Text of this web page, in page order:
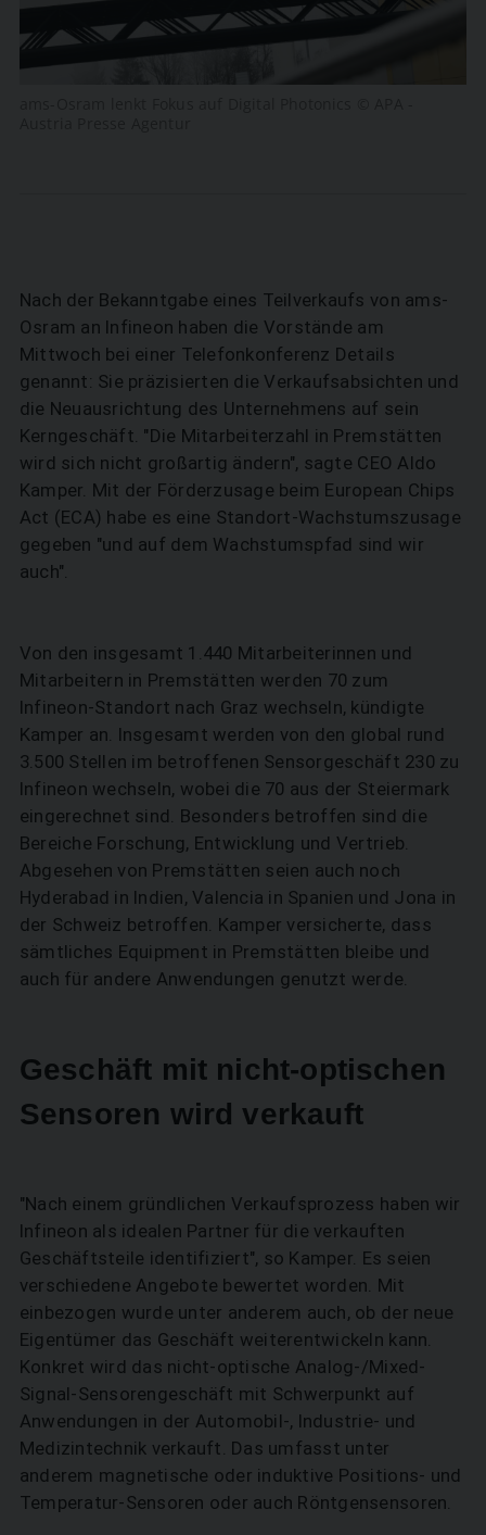
Nach der Bekanntgabe eines Teilverkaufs von ams-
Osram an Infineon haben die Vorstände am
Mittwoch bei einer Telefonkonferenz Details
genannt: Sie präzisierten die Verkaufsabsichten und
die Neuausrichtung des Unternehmens auf sein
Kerngeschäft. "Die Mitarbeiterzahl in Premstätten
wird sich nicht großartig ändern", sagte CEO Aldo
Kamper. Mit der Förderzusage beim European Chips
Act (ECA) habe es eine Standort-Wachstumszusage
gegeben "und auf dem Wachstumspfad sind wir
auch".
Von den insgesamt 1.440 Mitarbeiterinnen und
Mitarbeitern in Premstätten werden 70 zum
Infineon-Standort nach Graz wechseln, kündigte
Kamper an. Insgesamt werden von den global rund
3.500 Stellen im betroffenen Sensorgeschäft 230 zu
Infineon wechseln, wobei die 70 aus der Steiermark
eingerechnet sind. Besonders betroffen sind die
Bereiche Forschung, Entwicklung und Vertrieb.
Abgesehen von Premstätten seien auch noch
Hyderabad in Indien, Valencia in Spanien und Jona in
der Schweiz betroffen. Kamper versicherte, dass
sämtliches Equipment in Premstätten bleibe und
auch für andere Anwendungen genutzt werde.
Geschäft mit nicht-optischen
Sensoren wird verkauft
"Nach einem gründlichen Verkaufsprozess haben wir
Infineon als idealen Partner für die verkauften
Geschäftsteile identifiziert", so Kamper. Es seien
verschiedene Angebote bewertet worden. Mit
einbezogen wurde unter anderem auch, ob der neue
Eigentümer das Geschäft weiterentwickeln kann.
Konkret wird das nicht-optische Analog-/Mixed-
Signal-Sensorengeschäft mit Schwerpunkt auf
Anwendungen in der Automobil-, Industrie- und
Medizintechnik verkauft. Das umfasst unter
anderem magnetische oder induktive Positions- und
Temperatur-Sensoren oder auch Röntgensensoren.